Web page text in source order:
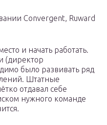
Convergent, Ruward
и начать работать.
(директор
было развивать ряд
Штатные
отдавал себе
нужного команде